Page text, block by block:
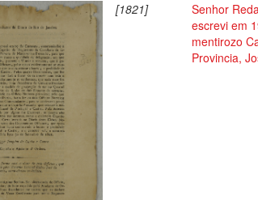
[1821]
Senhor
escrevi em
mentirozo
Provincia,